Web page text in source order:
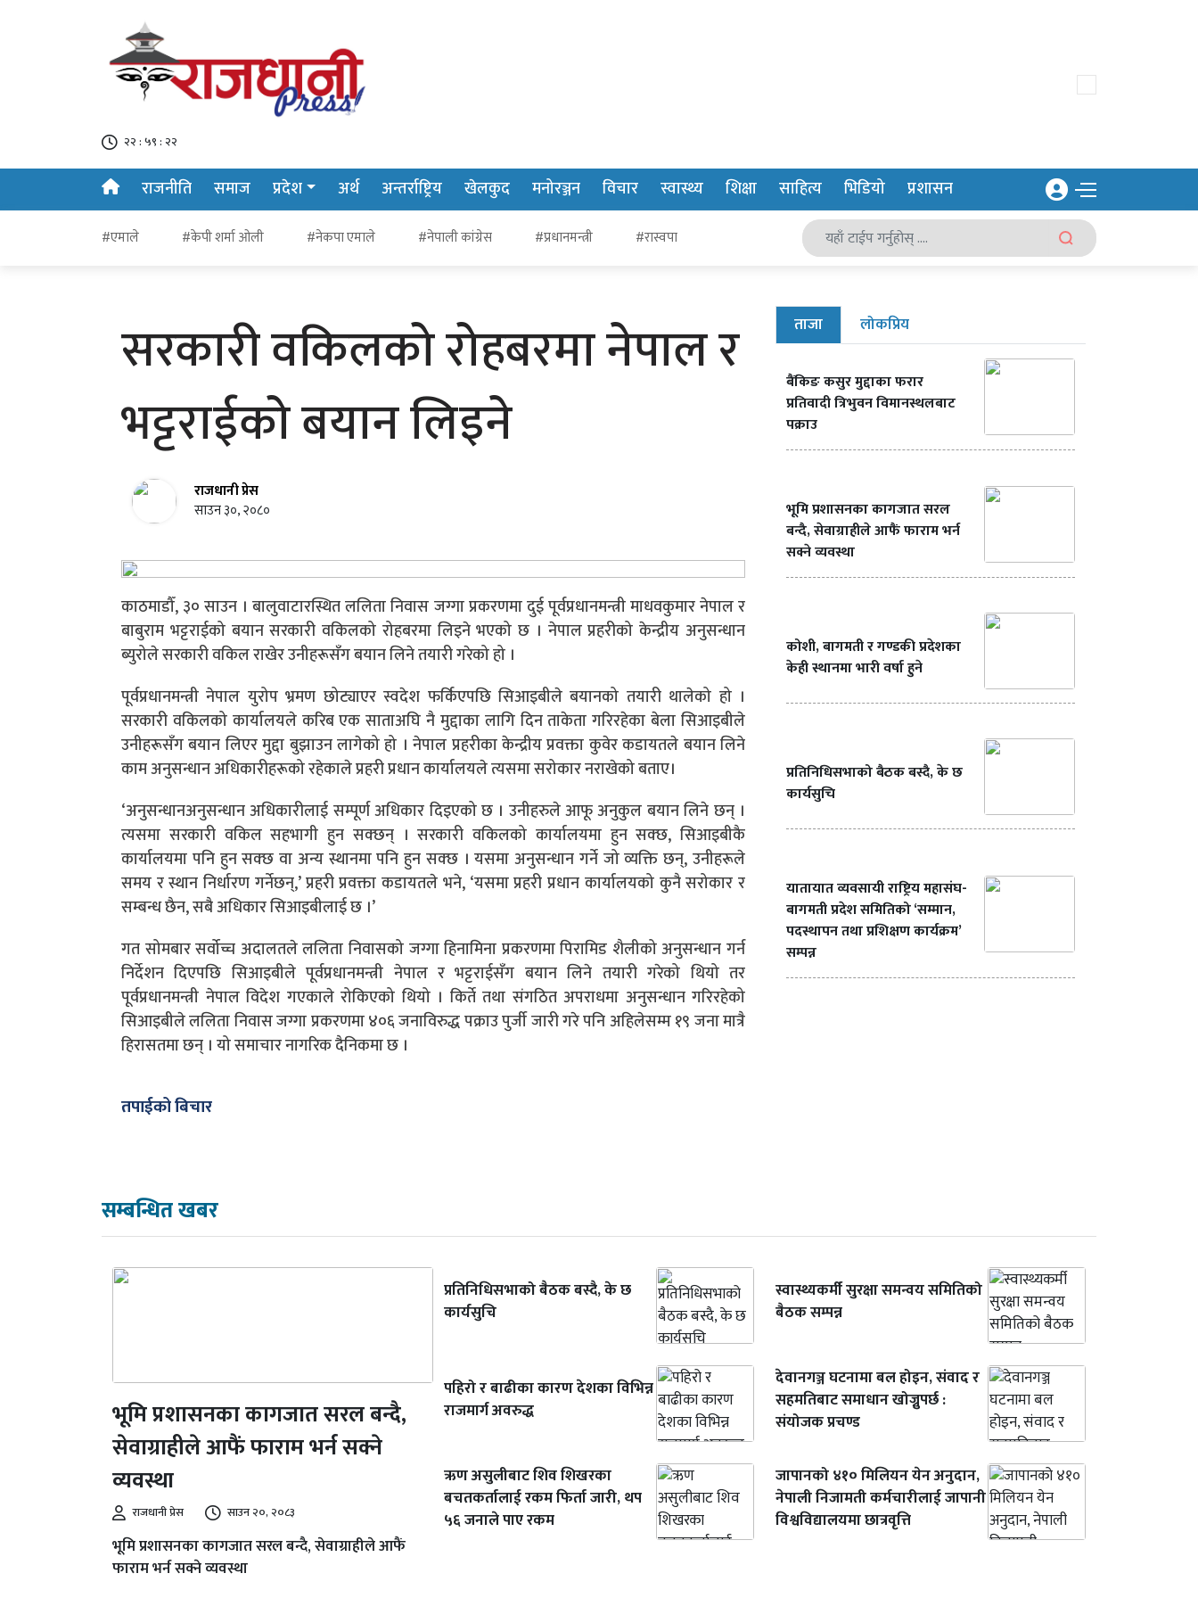
२२ : ५९ : २३
राजनीति समाज प्रदेश अर्थ अन्तर्राष्ट्रिय खेलकुद मनोरञ्जन विचार स्वास्थ्य शिक्षा साहित्य भिडियो प्रशासन
#एमाले #केपी शर्मा ओली #नेकपा एमाले #नेपाली कांग्रेस #प्रधानमन्त्री #रास्वपा
सरकारी वकिलको रोहबरमा नेपाल र
भट्टराईको बयान लिइने
राजधानी प्रेस
साउन ३०, २०८०
काठमाडौँ, ३० साउन । बालुवाटारस्थित ललिता निवास जग्गा प्रकरणमा दुई पूर्वप्रधानमन्त्री माधवकुमार नेपाल र
बाबुराम भट्टराईको बयान सरकारी वकिलको रोहबरमा लिइने भएको छ । नेपाल प्रहरीको केन्द्रीय अनुसन्धान
ब्युरोले सरकारी वकिल राखेर उनीहरूसँग बयान लिने तयारी गरेको हो ।
पूर्वप्रधानमन्त्री नेपाल युरोप भ्रमण छोट्याएर स्वदेश फर्किएपछि सिआइबीले बयानको तयारी थालेको हो ।
सरकारी वकिलको कार्यालयले करिब एक साताअघि नै मुद्दाका लागि दिन ताकेता गरिरहेका बेला सिआइबीले
उनीहरूसँग बयान लिएर मुद्दा बुझाउन लागेको हो । नेपाल प्रहरीका केन्द्रीय प्रवक्ता कुवेर कडायतले बयान लिने
काम अनुसन्धान अधिकारीहरूको रहेकाले प्रहरी प्रधान कार्यालयले त्यसमा सरोकार नराखेको बताए।
‘अनुसन्धानअनुसन्धान अधिकारीलाई सम्पूर्ण अधिकार दिइएको छ । उनीहरुले आफू अनुकुल बयान लिने छन् ।
त्यसमा सरकारी वकिल सहभागी हुन सक्छन् । सरकारी वकिलको कार्यालयमा हुन सक्छ, सिआइबीकै
कार्यालयमा पनि हुन सक्छ वा अन्य स्थानमा पनि हुन सक्छ । यसमा अनुसन्धान गर्ने जो व्यक्ति छन्, उनीहरूले
समय र स्थान निर्धारण गर्नेछन्,’ प्रहरी प्रवक्ता कडायतले भने, ‘यसमा प्रहरी प्रधान कार्यालयको कुनै सरोकार र
सम्बन्ध छैन, सबै अधिकार सिआइबीलाई छ ।’
गत सोमबार सर्वोच्च अदालतले ललिता निवासको जग्गा हिनामिना प्रकरणमा पिरामिड शैलीको अनुसन्धान गर्न
निर्देशन दिएपछि सिआइबीले पूर्वप्रधानमन्त्री नेपाल र भट्टराईसँग बयान लिने तयारी गरेको थियो तर
पूर्वप्रधानमन्त्री नेपाल विदेश गएकाले रोकिएको थियो । किर्ते तथा संगठित अपराधमा अनुसन्धान गरिरहेको
सिआइबीले ललिता निवास जग्गा प्रकरणमा ४०६ जनाविरुद्ध पक्राउ पुर्जी जारी गरे पनि अहिलेसम्म १९ जना मात्रै
हिरासतमा छन् । यो समाचार नागरिक दैनिकमा छ ।
तपाईको बिचार
ताजा लोकप्रिय
बैंकिङ कसुर मुद्दाका फरार
प्रतिवादी त्रिभुवन विमानस्थलबाट
पक्राउ
भूमि प्रशासनका कागजात सरल
बन्दै, सेवाग्राहीले आफैं फाराम भर्न
सक्ने व्यवस्था
कोशी, बागमती र गण्डकी प्रदेशका
केही स्थानमा भारी वर्षा हुने
प्रतिनिधिसभाको बैठक बस्दै, के छ
कार्यसुचि
यातायात व्यवसायी राष्ट्रिय महासंघ-
बागमती प्रदेश समितिको ‘सम्मान,
पदस्थापन तथा प्रशिक्षण कार्यक्रम’
सम्पन्न
सम्बन्धित खबर
भूमि प्रशासनका कागजात सरल बन्दै,
सेवाग्राहीले आफैं फाराम भर्न सक्ने
व्यवस्था
राजधानी प्रेस साउन २०, २०८३
भूमि प्रशासनका कागजात सरल बन्दै, सेवाग्राहीले आफैं
फाराम भर्न सक्ने व्यवस्था
प्रतिनिधिसभाको बैठक बस्दै, के छ
कार्यसुचि
पहिरो र बाढीका कारण देशका विभिन्न
राजमार्ग अवरुद्ध
ऋण असुलीबाट शिव शिखरका
बचतकर्तालाई रकम फिर्ता जारी, थप
५६ जनाले पाए रकम
स्वास्थ्यकर्मी सुरक्षा समन्वय समितिको
बैठक सम्पन्न
देवानगञ्ज घटनामा बल होइन, संवाद र
सहमतिबाट समाधान खोज्नुपर्छ :
संयोजक प्रचण्ड
जापानको ४१० मिलियन येन अनुदान,
नेपाली निजामती कर्मचारीलाई जापानी
विश्वविद्यालयमा छात्रवृत्ति